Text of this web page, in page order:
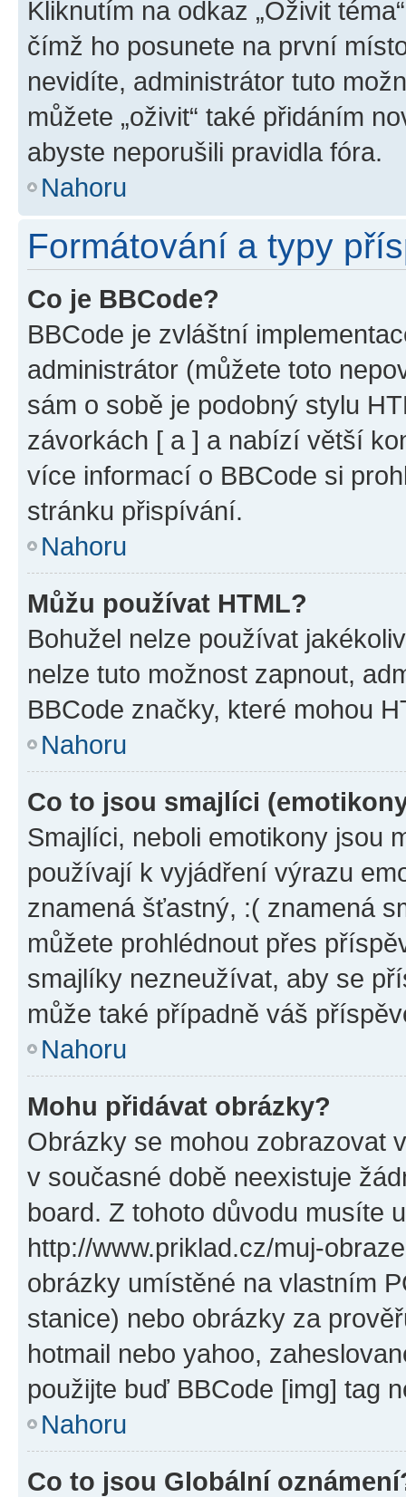
Kliknutím na odkaz „Oživit
čímž ho posunete na první
nevidíte, administrátor tuto
můžete „oživit“ také přidáním
abyste neporušili pravidla fóra.
Nahoru
Formátování a typy
Co je BBCode?
BBCode je zvláštní
administrátor (můžete toto
sám o sobě je podobný stylu
závorkách [ a ] a nabízí větší
více informací o BBCode si
stránku přispívání.
Nahoru
Můžu používat HTML?
Bohužel nelze používat
nelze tuto možnost zapnout,
BBCode značky, které mohou
Nahoru
Co to jsou smajlíci
Smajlíci, neboli emotikony jsou
používají k vyjádření výrazu
znamená šťastný, :( znamená
můžete prohlédnout přes
smajlíky nezneužívat, aby se
může také případně váš
Nahoru
Mohu přidávat obrázky?
Obrázky se mohou zobrazovat
v současné době neexistuje
board. Z tohoto důvodu musíte
http://www.priklad.cz/muj-
obrázky umístěné na vlastním
stanice) nebo obrázky za
hotmail nebo yahoo,
použijte buď BBCode [img] tag
Nahoru
Co to jsou Globální